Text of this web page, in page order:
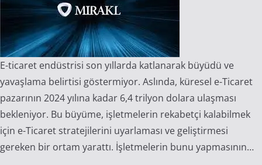
E-ticaret endüstrisi son yıllarda katlanarak büyüdü ve
yavaşlama belirtisi göstermiyor. Aslında, küresel e-Ticaret
pazarının 2024 yılına kadar 6,4 trilyon dolara ulaşması
bekleniyor. Bu büyüme, işletmelerin rekabetçi kalabilmek
için e-Ticaret stratejilerini uyarlaması ve geliştirmesi
gereken bir ortam yarattı. İşletmelerin bunu yapmasının…